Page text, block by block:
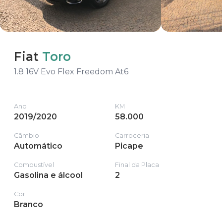
Fiat Toro
1.8 16V Evo Flex Freedom At6
Ano
2019/2020
KM
58.000
Câmbio
Automático
Carroceria
Picape
Combustível
Gasolina e álcool
Final da Placa
2
Cor
Branco